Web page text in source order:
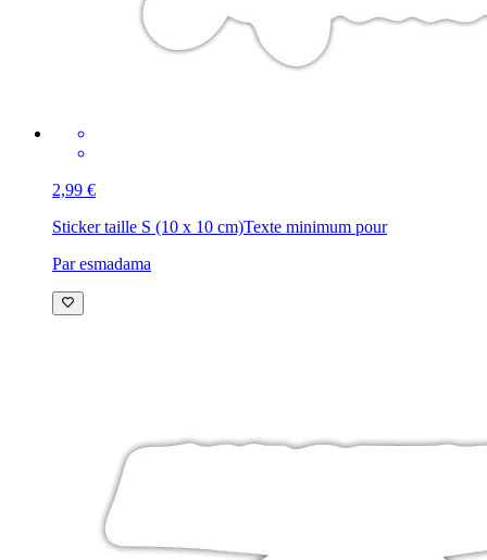
2,99 €
Sticker taille S (10 x 10 cm)Texte minimum pour
Par esmadama